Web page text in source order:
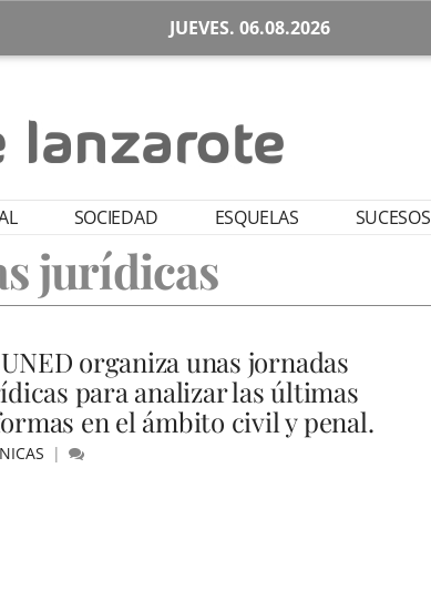
JUEVES. 06.08.2026
SOCIEDAD ESQUELAS SUCESOS
jurídicas
organiza unas jornadas
para analizar las últimas
en el ámbito civil y penal.